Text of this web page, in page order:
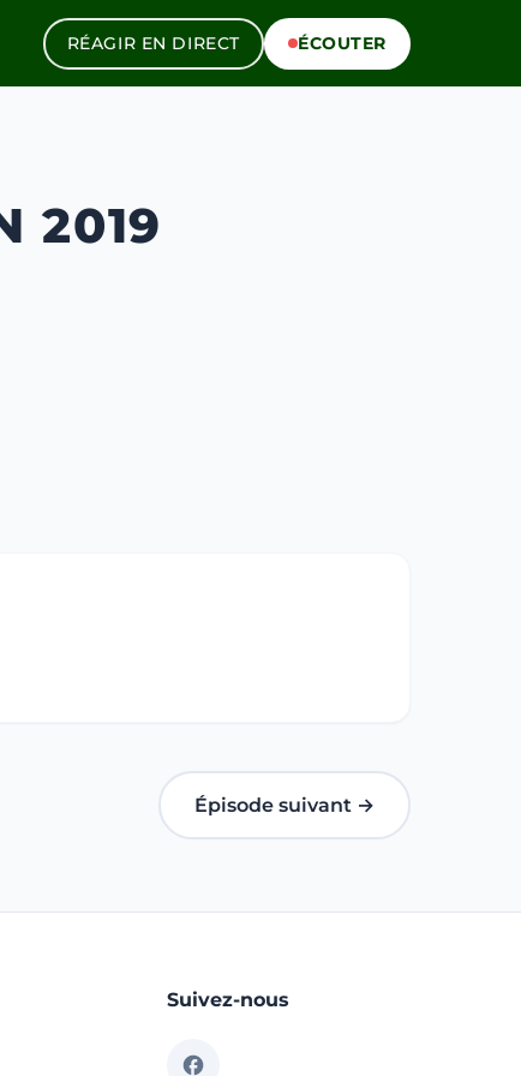
RÉAGIR EN DIRECT ÉCOUTER
2019
Épisode suivant →
Suivez-nous